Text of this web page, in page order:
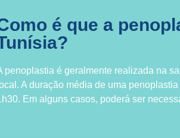
é que a
penoplastia é geralmente realizada na
A duração média de uma
Em alguns casos, poderá ser